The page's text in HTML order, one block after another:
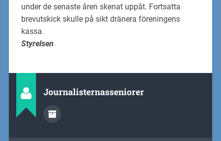
under de senaste åren skenatuppåt. Fortsatta
brevutskick skulle på sikt dränera föreningens
kassa.
Styrelsen
Journalisternasseniorer